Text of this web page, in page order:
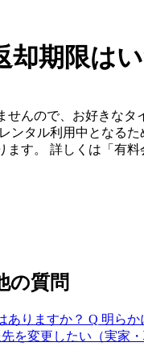
却期限は
せんので、お好きな
ンタル利用中となるた
す。 詳しくは「有
の質問
ありますか？ Q 明らか
を変更したい（実家・